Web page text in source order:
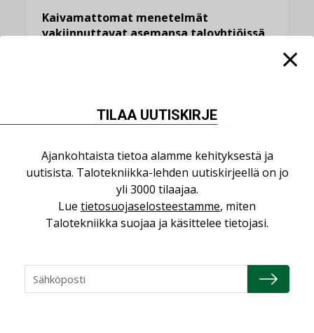
Kaivamattomat menetelmät
vakiinnuttavat asemansa taloyhtiöissä
NÄKÖKULMIA
Puheista tekoihin – uusin teknologia
käyttöön kiinteistöissä
Sähköistäminen säästää euroja
KOLUMNI
TILAA UUTISKIRJE
Ajankohtaista tietoa alamme kehityksestä ja
uutisista. Talotekniikka-lehden uutiskirjeellä on jo
yli 3000 tilaajaa.
Lue tietosuojaselosteestamme, miten
Talotekniikka suojaa ja käsittelee tietojasi.